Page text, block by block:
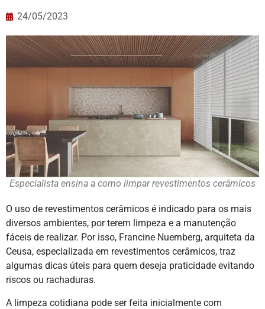
24/05/2023
Especialista ensina a como limpar revestimentos cerâmicos
O uso de revestimentos cerâmicos é indicado para os mais
diversos ambientes, por terem limpeza e a manutenção
fáceis de realizar. Por isso, Francine Nuernberg, arquiteta da
Ceusa, especializada em revestimentos cerâmicos, traz
algumas dicas úteis para quem deseja praticidade evitando
riscos ou rachaduras.
A limpeza cotidiana pode ser feita inicialmente com